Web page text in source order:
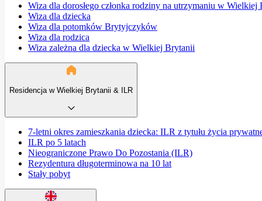
Wiza dla dorosłego członka rodziny na utrzymaniu w Wielkiej
Wiza dla dziecka
Wiza dla potomków Brytyjczyków
Wiza dla rodzica
Wiza zależna dla dziecka w Wielkiej Brytanii
Residencja w Wielkiej Brytanii & ILR
7-letni okres zamieszkania dziecka: ILR z tytułu życia
ILR po 5 latach
Nieograniczone Prawo Do Pozostania (ILR)
Rezydentura długoterminowa na 10 lat
Stały pobyt